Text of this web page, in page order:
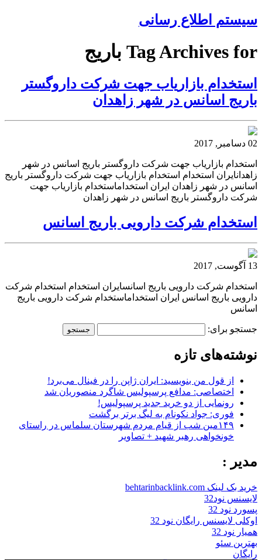
سیستم اطلاع رسانی
Tag Archives for باریج
استخدام بازاریاب جهت شرکت داروگستر
باریج اسانس در شهر زاهدان
02 دسامبر, 2017
استخدام بازاریاب جهت شرکت داروگستر باریج اسانس در شهر
زاهدانایران استخدام استخدام بازاریاب جهت شرکت داروگستر باریج
اسانس در شهر زاهدان ایران استخداماستخدام بازاریاب جهت
شرکت داروگستر باریج اسانس در شهر زاهدان
استخدام شرکت دارویی باریج اسانس
13 آگوست, 2017
استخدام شرکت دارویی باریج اسانسایران استخدام استخدام شرکت
دارویی باریج اسانس ایران استخداماستخدام شرکت دارویی باریج
اسانس
جستجو برای:
نوشته‌های تازه
از قول من بنویسید: ایران ژاپن را در فینال می‌برد!
اختصاصی: مدافع پرسپولیس شاگرد منصوریان شد
رونمایی از دو خرید جدید پرسپولیس!
فوری: جواد نکونام به لیگ برتر برگشت
۱۴۹مین شب از قیام مردم شهرستان سلماس در راستای
خونخواهی رهبر شهید + تصاویر
مدیر :
خرید بک لینک behtarinbacklink.com
لایسنس نود32
پسورد نود 32
اوکلی لایسنس رایگان نود 32
همیار نود 32
بهترین سئو
رایگان